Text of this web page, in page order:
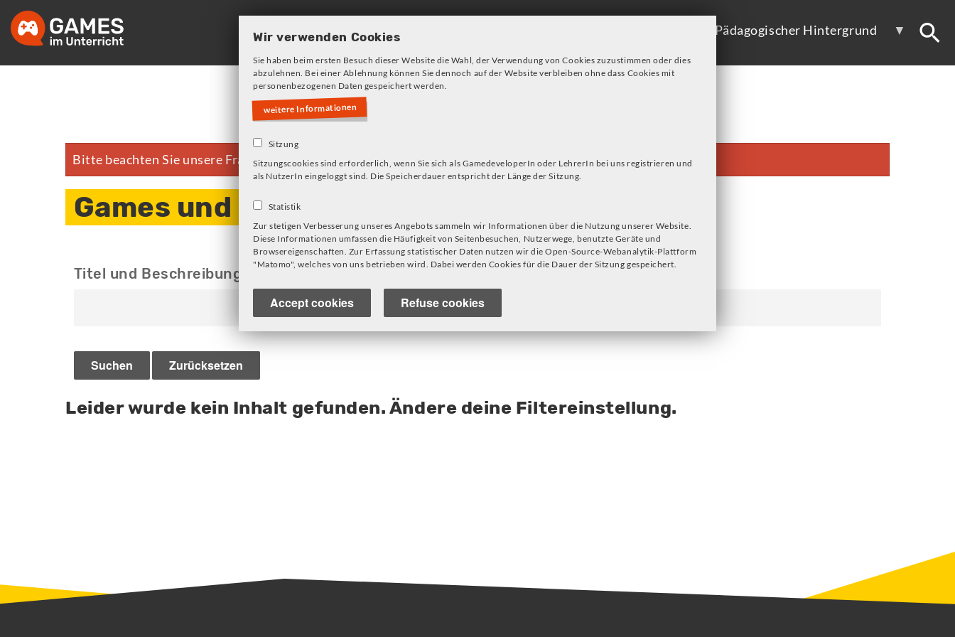
Skip
to
main
navigation
Pädagogischer Hintergrund
Error
message
Bitte beachten Sie unsere Frage zu Cookies!
Games und Konzepte
Wir verwenden Cookies
Sie haben beim ersten Besuch dieser Website die Wahl, der Verwendung von Cookies zuzustimmen oder dies
abzulehnen. Bei einer Ablehnung können Sie dennoch auf der Website verbleiben ohne dass Cookies mit
personenbezogenen Daten gespeichert werden.
weitere Informationen
Sitzung
Sitzungscookies sind erforderlich, wenn Sie sich als GamedeveloperIn oder LehrerIn bei uns registrieren und
als NutzerIn eingeloggt sind. Die Speicherdauer entspricht der Länge der Sitzung.
Statistik
Zur stetigen Verbesserung unseres Angebots sammeln wir Informationen über die Nutzung unserer Website.
Diese Informationen umfassen die Häufigkeit von Seitenbesuchen, Nutzerwege, benutzte Geräte und
Browsereigenschaften. Zur Erfassung statistischer Daten nutzen wir die Open-Source-Webanalytik-Plattform
"Matomo", welches von uns betrieben wird. Dabei werden Cookies für die Dauer der Sitzung gespeichert.
Accept cookies Refuse cookies
Titel und Beschreibung durchsuchen
Leider wurde kein Inhalt gefunden. Ändere deine Filtereinstellung.